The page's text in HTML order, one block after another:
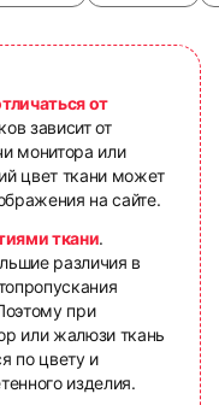
от
зависит от
монитора или
цвет ткани может
на сайте.
ткани.
различия в
при
или жалюзи ткань
по цвету и
изделия.